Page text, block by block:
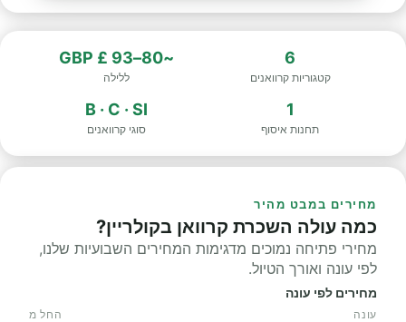
6
קטגוריות קרוואנים
~80–93 £ GBP
ללילה
1
תחנות איסוף
B · C · SI
סוגי קרוואנים
מחירים במבט מהיר
כמה עולה השכרת קרוואן בקולריין?
מחירי פתיחה נמוכים מדגימות המחירים השבועיות שלנו,
לפי עונה ואורך הטיול.
מחירים לפי עונה
עונה החל מ